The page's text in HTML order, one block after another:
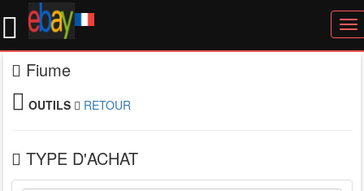
Fiume
OUTILS RETOUR
TYPE D'ACHAT